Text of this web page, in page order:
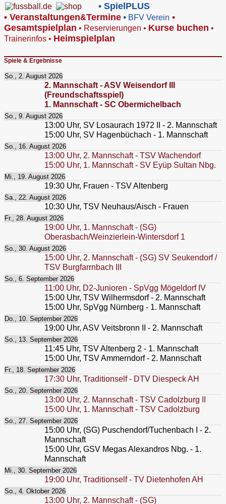
• SpielPLUS
• Veranstaltungen&Termine • BFV Verein •
Gesamtspielplan • Reservierungen • Kurse buchen •
Trainerinfos • Heimspielplan
Spiele & Ergebnisse
So., 2. August 2026
2. Mannschaft - ASV Weisendorf III
(Freundschaftsspiel)
1. Mannschaft - SC Obermichelbach
So., 9. August 2026
13:00 Uhr, SV Losaurach 1972 II - 2. Mannschaft
15:00 Uhr, SV Hagenbüchach - 1. Mannschaft
So., 16. August 2026
13:00 Uhr, 2. Mannschaft - TSV Wachendorf
15:00 Uhr, 1. Mannschaft - SV Eyüp Sultan Nbg.
Mi., 19. August 2026
19:30 Uhr, Frauen - TSV Altenberg
Sa., 22. August 2026
10:30 Uhr, TSV Neuhaus/Aisch - Frauen
Fr., 28. August 2026
19:00 Uhr, 1. Mannschaft - (SG)
Oberasbach/Weinzierlein-Wintersdorf 1
So., 30. August 2026
15:00 Uhr, 2. Mannschaft - (SG) SV Seukendorf /
TSV Burgfarrnbach III
So., 6. September 2026
11:00 Uhr, D2-Junioren - SpVgg Mögeldorf IV
15:00 Uhr, TSV Wilhermsdorf - 2. Mannschaft
15:00 Uhr, SpVgg Nürnberg - 1. Mannschaft
Do., 10. September 2026
19:00 Uhr, ASV Veitsbronn II - 2. Mannschaft
So., 13. September 2026
11:45 Uhr, TSV Altenberg 2 - 1. Mannschaft
15:00 Uhr, TSV Ammerndorf - 2. Mannschaft
Fr., 18. September 2026
17:30 Uhr, Traditionself - DTV Diespeck AH
So., 20. September 2026
13:00 Uhr, 2. Mannschaft - TSV Cadolzburg II
15:00 Uhr, 1. Mannschaft - TSV Cadolzburg
So., 27. September 2026
15:00 Uhr, (SG) Puschendorf/Tuchenbach I - 2.
Mannschaft
15:00 Uhr, GSV Megas Alexandros Nbg. - 1.
Mannschaft
Mi., 30. September 2026
19:00 Uhr, Traditionself - TV Dietenhofen AH
So., 4. Oktober 2026
13:00 Uhr, 2. Mannschaft - (SG)